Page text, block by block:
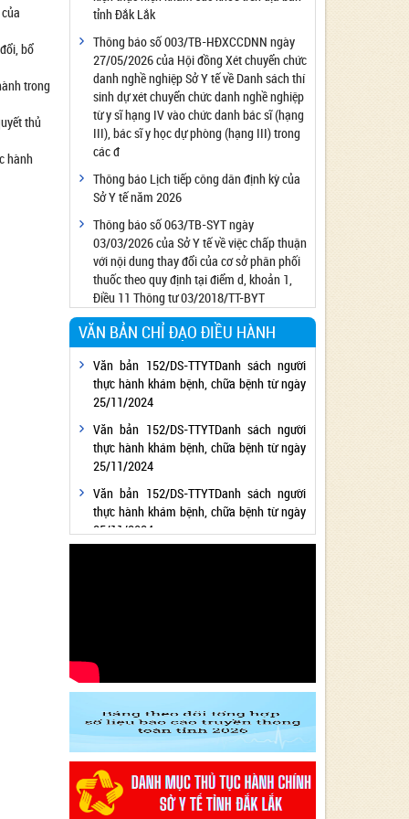
bổ
trong
thủ
hành
Công bố đủ điều kiện cung cấp dịch vụ diệt
côn trùng, diệt khuẩn bằng chế phẩm
Công bố cơ sở đủ điều kiện quan trắc môi
trường lao động
Công bố hồ sơ về trang thiết bị y tế
Công bố cơ sở đủ điều kiện tiêm chủng
Cơ sở Massage đủ điều kiện hoạt động
Cơ sở thẩm mỹ đủ điều kiện hoạt động
tỉnh Đắk Lắk
Thông báo số 003/TB-HĐXCCDNN ngày
27/05/2026 của Hội đồng Xét chuyển chức
danh nghề nghiệp Sở Y tế về Danh sách thí
sinh dự xét chuyển chức danh nghề nghiệp
từ y sĩ hạng IV vào chức danh bác sĩ (hạng
III), bác sĩ y học dự phòng (hạng III) trong
các đ
Thông báo Lịch tiếp công dân định kỳ của
Sở Y tế năm 2026
Thông báo số 063/TB-SYT ngày
03/03/2026 của Sở Y tế về việc chấp thuận
với nội dung thay đổi của cơ sở phân phối
thuốc theo quy định tại điểm d, khoản 1,
Điều 11 Thông tư 03/2018/TT-BYT
VĂN BẢN CHỈ ĐẠO ĐIỀU HÀNH
Văn bản 152/DS-TTYTDanh sách người
thực hành khám bệnh, chữa bệnh từ ngày
25/11/2024
Văn bản 152/DS-TTYTDanh sách người
thực hành khám bệnh, chữa bệnh từ ngày
25/11/2024
Văn bản 152/DS-TTYTDanh sách người
thực hành khám bệnh, chữa bệnh từ ngày
25/11/2024
2024 - Lĩnh vực Y tế
Văn bản 24/KH-SYT về việc thực hiện
Chương trình hành động thực hiện Nghị
quyết số 01/NQ-CP ngày 05/01/2024 của
Chính phủ về nhiệm vụ, giải pháp chủ yếu
thực hiện Kế hoạch phát triển kinh tế - xã
hội và Dự toán ngân sách nhà nước năm
2024 - Lĩnh vực Y tế